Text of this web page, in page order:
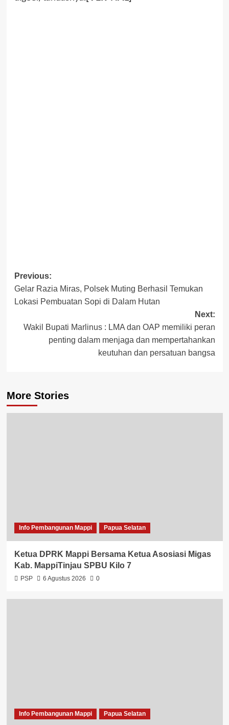
Post
navigation
Previous:
Gelar Razia Miras, Polsek Muting Berhasil Temukan
Lokasi Pembuatan Sopi di Dalam Hutan
Next:
Wakil Bupati Marlinus : LMA dan OAP memiliki peran
penting dalam menjaga dan mempertahankan
keutuhan dan persatuan bangsa
More Stories
Info Pembangunan Mappi Papua Selatan
Ketua DPRK Mappi Bersama Ketua Asosiasi Migas
Kab. MappiTinjau SPBU Kilo 7
PSP 6 Agustus 2026 0
Info Pembangunan Mappi Papua Selatan